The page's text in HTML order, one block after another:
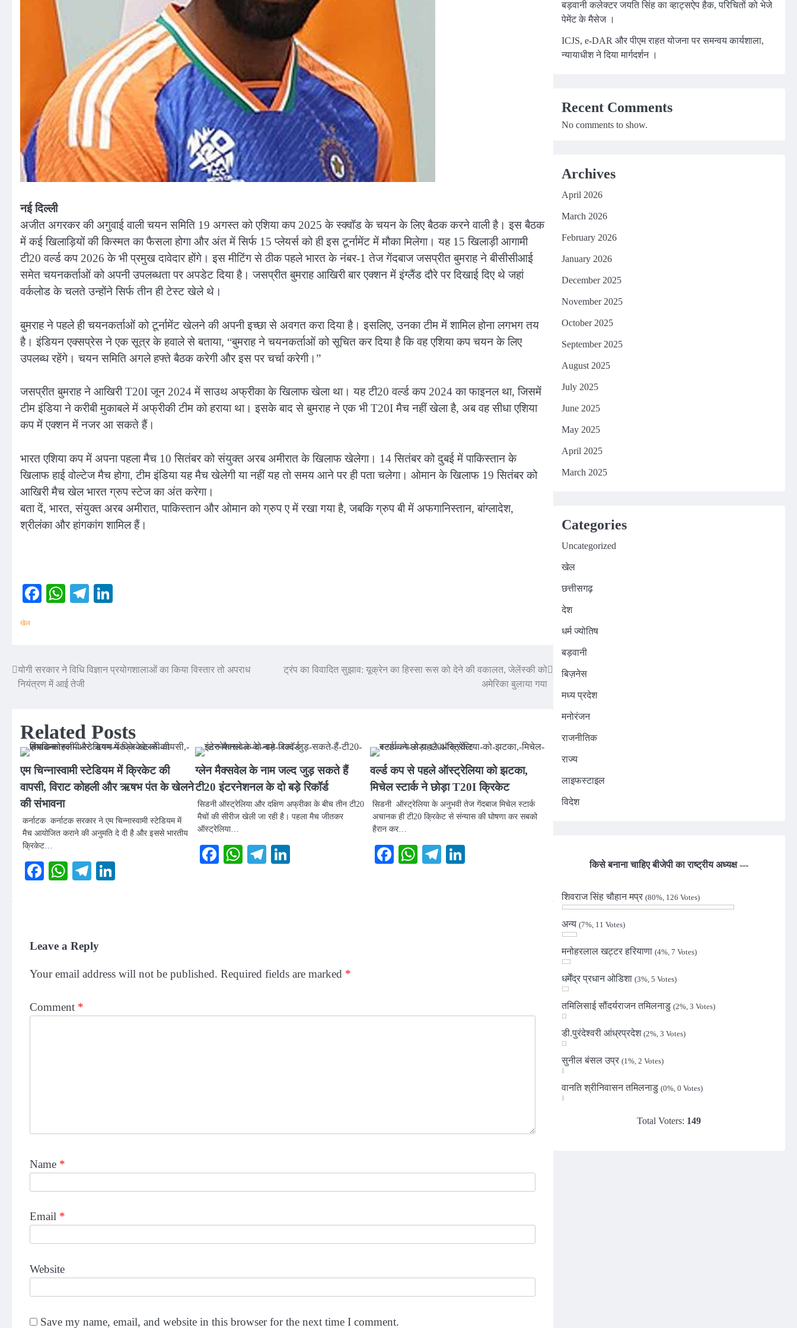
नई दिल्ली
अजीत अगरकर की अगुवाई वाली चयन समिति 19 अगस्त को एशिया कप 2025 के स्क्वॉड के चयन के लिए बैठक करने वाली है। इस बैठक
में कई खिलाड़ियों की किस्मत का फैसला होगा और अंत में सिर्फ 15 प्लेयर्स को ही इस टूर्नामेंट में मौका मिलेगा। यह 15 खिलाड़ी आगामी
टी20 वर्ल्ड कप 2026 के भी प्रमुख दावेदार होंगे। इस मीटिंग से ठीक पहले भारत के नंबर-1 तेज गेंदबाज जसप्रीत बुमराह ने बीसीसीआई
समेत चयनकर्ताओं को अपनी उपलब्धता पर अपडेट दिया है। जसप्रीत बुमराह आखिरी बार एक्शन में इंग्लैंड दौरे पर दिखाई दिए थे जहां
वर्कलोड के चलते उन्होंने सिर्फ तीन ही टेस्ट खेले थे।
बुमराह ने पहले ही चयनकर्ताओं को टूर्नामेंट खेलने की अपनी इच्छा से अवगत करा दिया है। इसलिए, उनका टीम में शामिल होना लगभग तय
है। इंडियन एक्सप्रेस ने एक सूत्र के हवाले से बताया, “बुमराह ने चयनकर्ताओं को सूचित कर दिया है कि वह एशिया कप चयन के लिए
उपलब्ध रहेंगे। चयन समिति अगले हफ्ते बैठक करेगी और इस पर चर्चा करेगी।”
जसप्रीत बुमराह ने आखिरी T20I जून 2024 में साउथ अफ्रीका के खिलाफ खेला था। यह टी20 वर्ल्ड कप 2024 का फाइनल था, जिसमें
टीम इंडिया ने करीबी मुकाबले में अफ्रीकी टीम को हराया था। इसके बाद से बुमराह ने एक भी T20I मैच नहीं खेला है, अब वह सीधा एशिया
कप में एक्शन में नजर आ सकते हैं।
भारत एशिया कप में अपना पहला मैच 10 सितंबर को संयुक्त अरब अमीरात के खिलाफ खेलेगा। 14 सितंबर को दुबई में पाकिस्तान के
खिलाफ हाई वोल्टेज मैच होगा, टीम इंडिया यह मैच खेलेगी या नहीं यह तो समय आने पर ही पता चलेगा। ओमान के खिलाफ 19 सितंबर को
आखिरी मैच खेल भारत ग्रुप स्टेज का अंत करेगा।
बता दें, भारत, संयुक्त अरब अमीरात, पाकिस्तान और ओमान को ग्रुप ए में रखा गया है, जबकि ग्रुप बी में अफगानिस्तान, बांग्लादेश,
श्रीलंका और हांगकांग शामिल हैं।
Facebook
WhatsApp
Telegram
खेल
Post
navigation
योगी सरकार ने विधि विज्ञान प्रयोगशालाओं का किया विस्तार तो अपराध
नियंत्रण में आई तेजी
ट्रंप का विवादित सुझाव: यूक्रेन का हिस्सा रूस को देने की वकालत, जेलेंस्की को
अमेरिका बुलाया गया
Related Posts
एम चिन्नास्वामी स्टेडियम में क्रिकेट की
वापसी, विराट कोहली और ऋषभ पंत के खेलने
की संभावना
कर्नाटक कर्नाटक सरकार ने एम चिन्नास्वामी स्टेडियम में
मैच आयोजित कराने की अनुमति दे दी है और इससे भारतीय
क्रिकेट…
Facebook
WhatsApp
Telegram
ग्लेन मैक्सवेल के नाम जल्द जुड़ सकते हैं
टी20 इंटरनेशनल के दो बड़े रिकॉर्ड
सिडनी ऑस्ट्रेलिया और दक्षिण अफ्रीका के बीच तीन टी20
मैचों की सीरीज खेली जा रही है। पहला मैच जीतकर
ऑस्ट्रेलिया…
Facebook
WhatsApp
Telegram
वर्ल्ड कप से पहले ऑस्ट्रेलिया को झटका,
मिचेल स्टार्क ने छोड़ा T20I क्रिकेट
सिडनी ऑस्ट्रेलिया के अनुभवी तेज गेंदबाज मिचेल स्टार्क
अचानक ही टी20 क्रिकेट से संन्यास की घोषणा कर सबको
हैरान कर…
Facebook
WhatsApp
Telegram
Leave a Reply
Your email address will not be published. Required fields are marked *
Comment *
Name *
Email *
Website
Save my name, email, and website in this browser for the next time I comment.
बड़वानी कलेक्टर जयति सिंह का व्हाट्सऐप हैक, परिचितों को भेजे
पेमेंट के मैसेज ।
ICJS, e-DAR और पीएम राहत योजना पर समन्वय कार्यशाला,
न्यायाधीश ने दिया मार्गदर्शन ।
Recent Comments
No comments to show.
Archives
April 2026
March 2026
February 2026
January 2026
December 2025
November 2025
October 2025
September 2025
August 2025
July 2025
June 2025
May 2025
April 2025
March 2025
Categories
Uncategorized
खेल
छत्तीसगढ़
देश
धर्म ज्योतिष
बड़वानी
बिज़नेस
मध्य प्रदेश
मनोरंजन
राजनीतिक
राज्य
लाइफस्टाइल
विदेश
किसे बनाना चाहिए बीजेपी का राष्ट्रीय अध्यक्ष ---
शिवराज सिंह चौहान मप्र (80%, 126 Votes)
अन्य (7%, 11 Votes)
मनोहरलाल खट्टर हरियाणा (4%, 7 Votes)
धर्मेंद्र प्रधान ओडिशा (3%, 5 Votes)
तमिलिसाई सौंदर्यराजन तमिलनाडु (2%, 3 Votes)
डी.पुरंदेश्वरी आंध्रप्रदेश (2%, 3 Votes)
सुनील बंसल उप्र (1%, 2 Votes)
वानति श्रीनिवासन तमिलनाडु (0%, 0 Votes)
Total Voters: 149